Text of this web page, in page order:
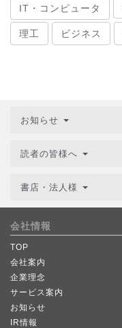
IT・コンピュータ
理工 ビジネス
お知らせ
読者の皆様へ
書店・法人様
会社情報
TOP
会社案内
企業理念
サービス案内
お知らせ
IR情報